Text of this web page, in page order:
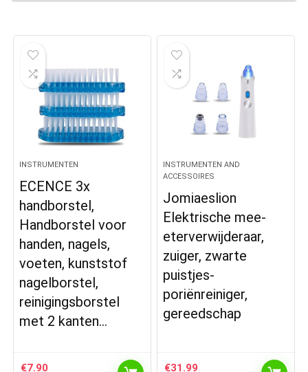
INSTRUMENTEN
ECENCE 3x
handborstel,
Handborstel voor
handen, nagels,
voeten, kunststof
nagelborstel,
reinigingsborstel
met 2 kanten…
€7.90
INSTRUMENTEN AND
ACCESSOIRES
Jomiaeslion
Elektrische mee-
eterverwijderaar,
zuiger, zwarte
puistjes-
poriënreiniger,
gereedschap
€31.99